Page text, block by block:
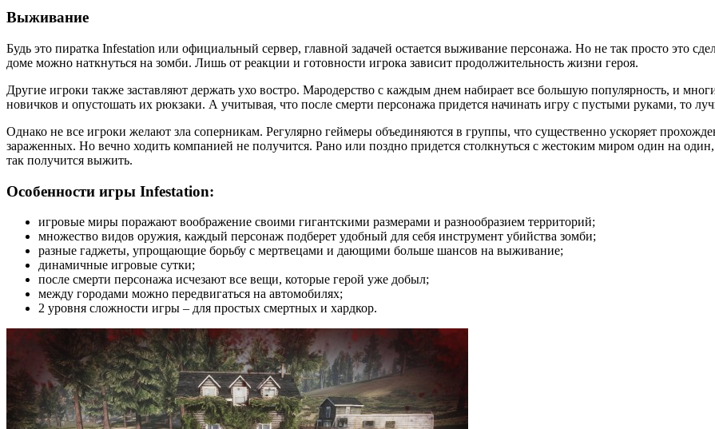
Выживание
Будь это пиратка Infestation или официальный сервер, главной задачей остается выживание персонажа. Но не так просто это
доме можно наткнуться на зомби. Лишь от реакции и готовности игрока зависит продолжительность жизни героя.
Другие игроки также заставляют держать ухо востро. Мародерство с каждым днем набирает все большую популярность, и
новичков и опустошать их рюкзаки. А учитывая, что после смерти персонажа придется начинать игру с пустыми руками, то
Однако не все игроки желают зла соперникам. Регулярно геймеры объединяются в группы, что существенно ускоряет
зараженных. Но вечно ходить компанией не получится. Рано или поздно придется столкнуться с жестоким миром один на
так получится выжить.
Особенности игры Infestation:
игровые миры поражают воображение своими гигантскими размерами и разнообразием территорий;
множество видов оружия, каждый персонаж подберет удобный для себя инструмент убийства зомби;
разные гаджеты, упрощающие борьбу с мертвецами и дающими больше шансов на выживание;
динамичные игровые сутки;
после смерти персонажа исчезают все вещи, которые герой уже добыл;
между городами можно передвигаться на автомобилях;
2 уровня сложности игры – для простых смертных и хардкор.